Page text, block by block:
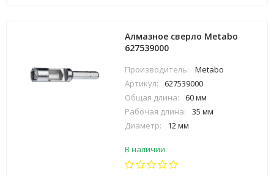
Алмазное сверло Metabo
627539000
Производитель:
Metabo
Артикул:
627539000
Общая длина:
60 мм
Рабочая длина:
35 мм
Диаметр:
12 мм
В наличии